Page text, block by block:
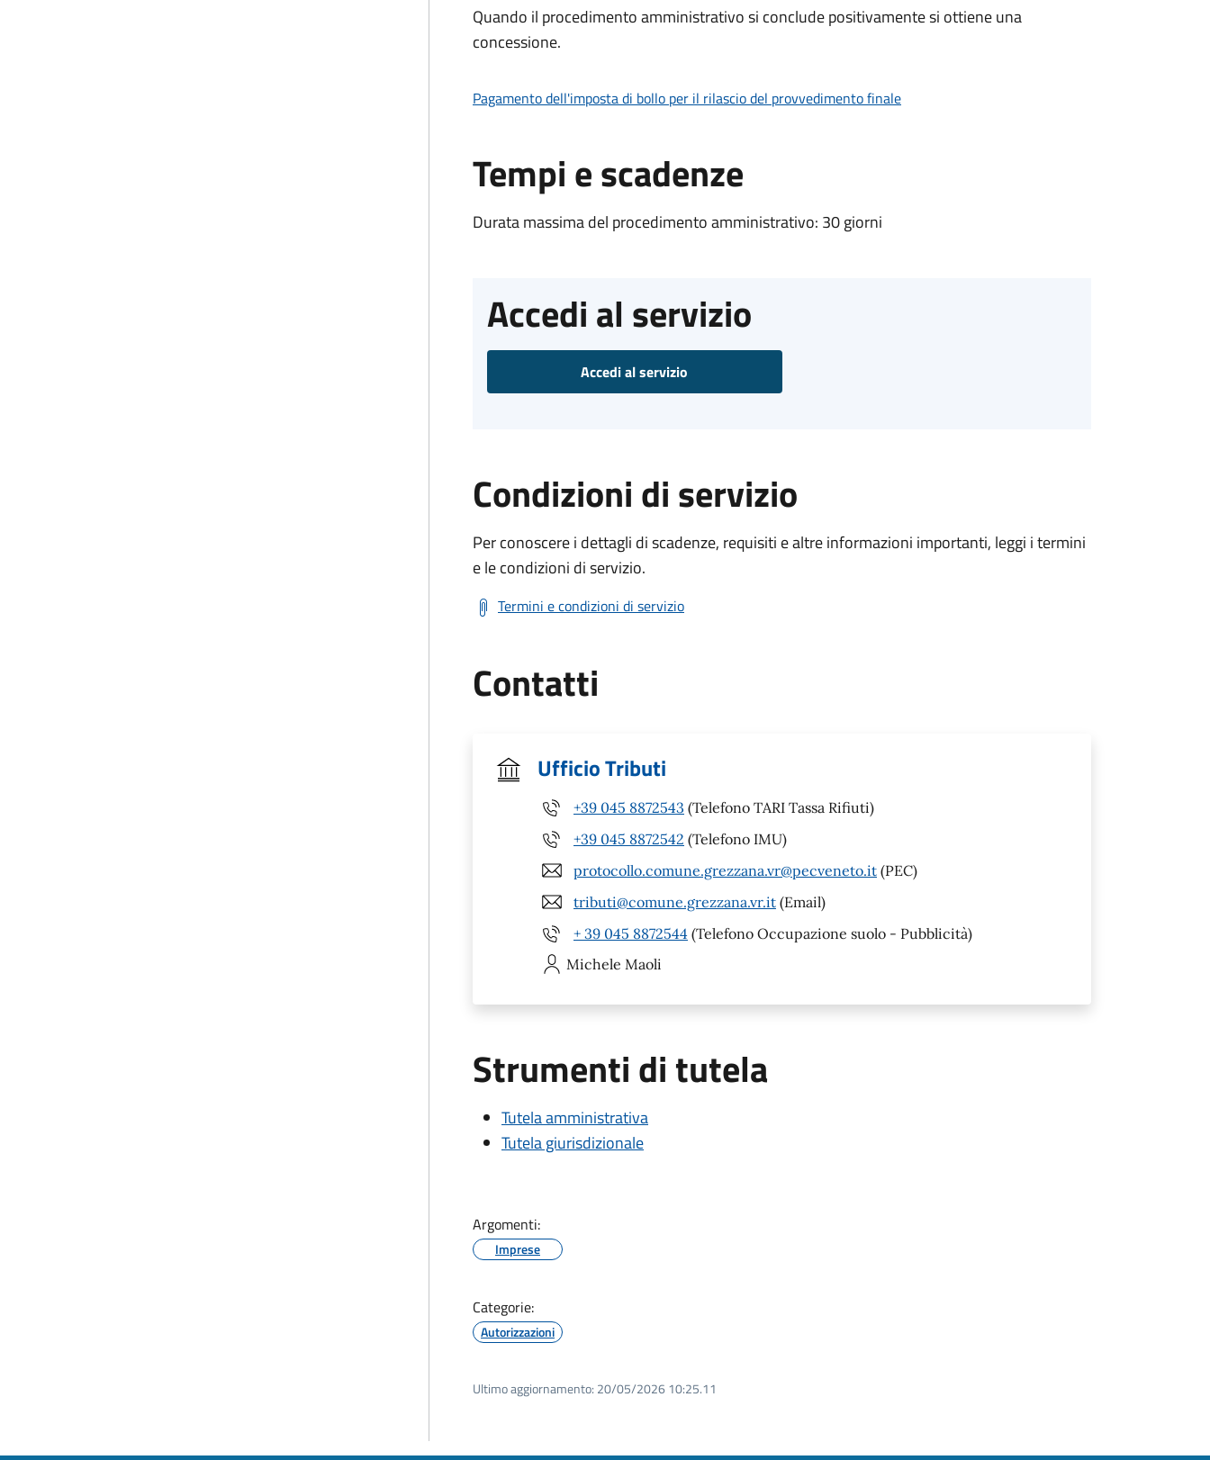
Quando il procedimento amministrativo si conclude positivamente si ottiene una
concessione.
Pagamento dell'imposta di bollo per il rilascio del provvedimento finale
Tempi e scadenze
Durata massima del procedimento amministrativo: 30 giorni
Accedi al servizio
Accedi al servizio
Condizioni di servizio
Per conoscere i dettagli di scadenze, requisiti e altre informazioni importanti, leggi i termini
e le condizioni di servizio.
Termini e condizioni di servizio
Contatti
Ufficio Tributi
+39 045 8872543 (Telefono TARI Tassa Rifiuti)
+39 045 8872542 (Telefono IMU)
protocollo.comune.grezzana.vr@pecveneto.it (PEC)
tributi@comune.grezzana.vr.it (Email)
+ 39 045 8872544 (Telefono Occupazione suolo - Pubblicità)
Michele Maoli
Strumenti di tutela
Tutela amministrativa
Tutela giurisdizionale
Argomenti:
Imprese
Categorie:
Autorizzazioni
Ultimo aggiornamento: 20/05/2026 10:25.11